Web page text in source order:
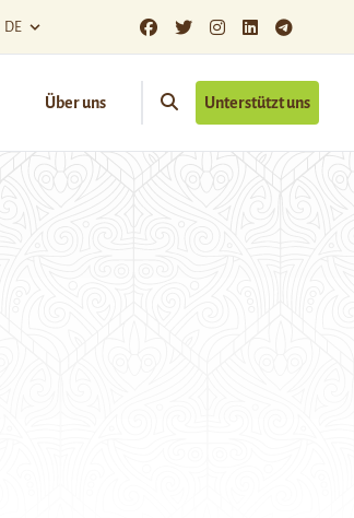
DE
Über uns Unterstützt uns